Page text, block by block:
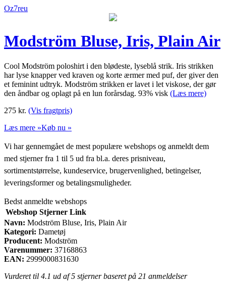
Oz7reu
Modström Bluse, Iris, Plain Air
Cool Modström poloshirt i den blødeste, lyseblå strik. Iris strikken
har lyse knapper ved kraven og korte ærmer med puf, der giver den
et feminint udtryk. Modström strikken er lavet i let viskose, der gør
den åndbar og oplagt på en lun forårsdag. 93% visk (Læs mere)
275 kr. (Vis fragtpris)
Læs mere »Køb nu »
Vi har gennemgået de mest populære webshops og anmeldt dem
med stjerner fra 1 til 5 ud fra bl.a. deres prisniveau,
sortimentstørrelse, kundeservice, brugervenlighed, betingelser,
leveringsformer og betalingsmuligheder.
Bedst anmeldte webshops
Webshop Stjerner Link
Navn: Modström Bluse, Iris, Plain Air
Kategori: Dametøj
Producent: Modström
Varenummer: 37168863
EAN: 2999000831630
Vurderet til 4.1 ud af 5 stjerner baseret på 21 anmeldelser